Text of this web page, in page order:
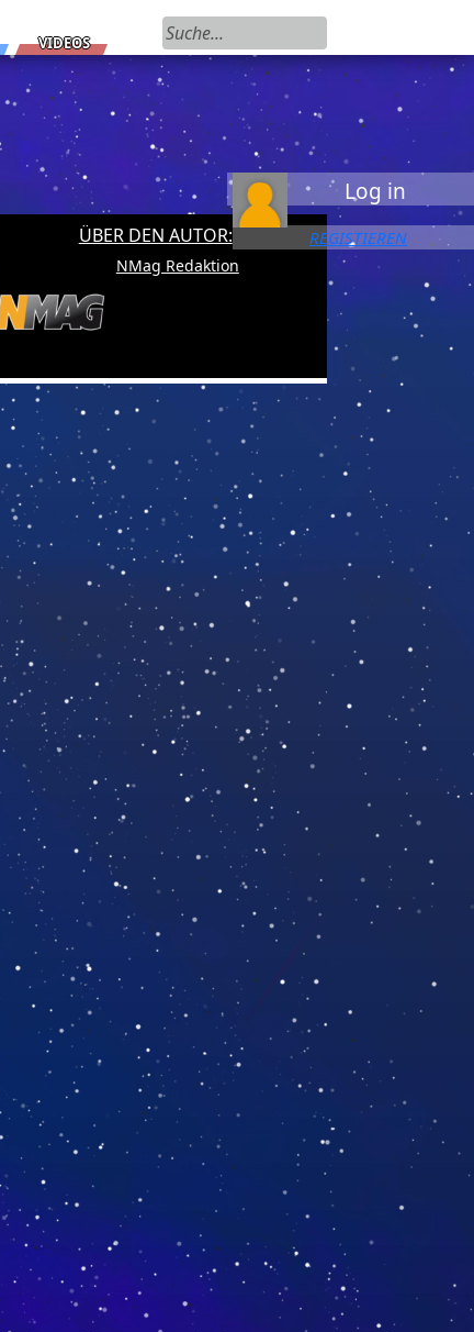
VIDEOS
Suchen nach:
Log in
REGISTIEREN
ÜBER DEN AUTOR:
NMag Redaktion